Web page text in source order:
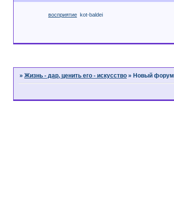
восприятие kot-baldei
» Жизнь - дар, ценить его - искусство » Новый форум